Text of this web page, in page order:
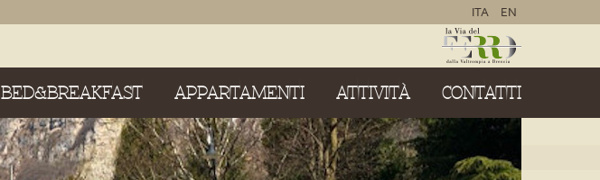
ITA EN
BED&BREAKFAST APPARTAMENTI ATTIVITÀ CONTATTI